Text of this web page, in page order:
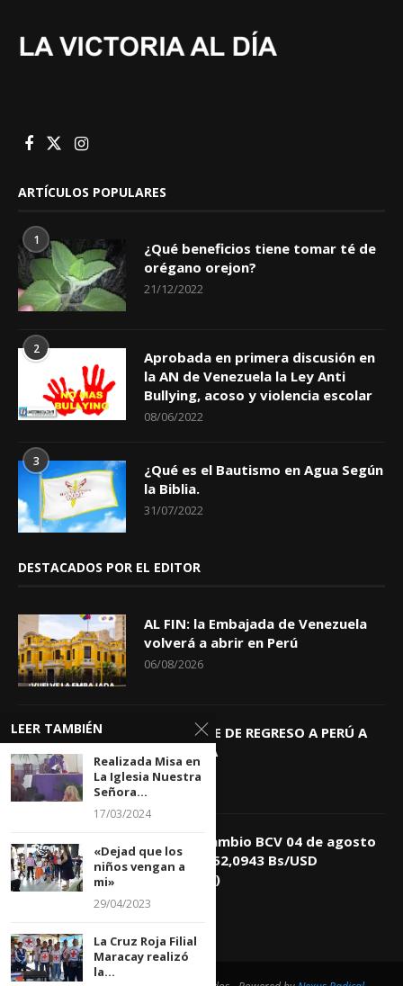
ARTÍCULOS POPULARES
1
¿Qué beneficios tiene tomar té de
orégano orejon?
21/12/2022
2
Aprobada en primera discusión en
la AN de Venezuela la Ley Anti
Bullying, acoso y violencia escolar
08/06/2022
3
¿Qué es el Bautismo en Agua Según
la Biblia.
31/07/2022
DESTACADOS POR EL EDITOR
AL FIN: la Embajada de Venezuela
volverá a abrir en Perú
06/08/2026
KEIKO TRAE DE REGRESO A PERÚ A
GIOVANNA
04/08/2026
Tasa de Cambio BCV 04 de agosto
de 2026: 752,0943 Bs/USD
(+0,4418%)
04/08/2026
LEER TAMBIÉN
Realizada Misa en
La Iglesia Nuestra
Señora...
17/03/2024
«Dejad que los
niños vengan a
mi»
29/04/2023
La Cruz Roja Filial
Maracay realizó
la...